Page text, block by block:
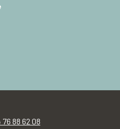
76 88 62 08